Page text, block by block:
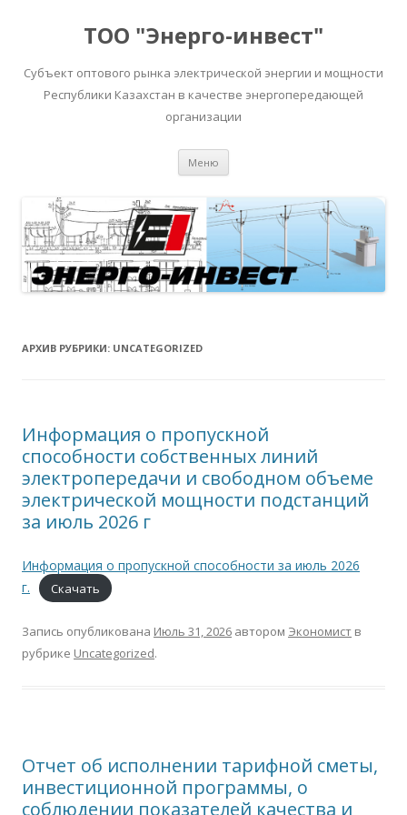
ТОО "Энерго-инвест"
Субъект оптового рынка электрической энергии и мощности
Республики Казахстан в качестве энергопередающей
организации
Меню
АРХИВ РУБРИКИ: UNCATEGORIZED
Информация о пропускной
способности собственных линий
электропередачи и свободном объеме
электрической мощности подстанций
за июль 2026 г
Информация о пропускной способности за июль 2026
г.
Скачать
Запись опубликована Июль 31, 2026 автором Экономист в
рубрике Uncategorized.
Отчет об исполнении тарифной сметы,
инвестиционной программы, о
соблюдении показателей качества и